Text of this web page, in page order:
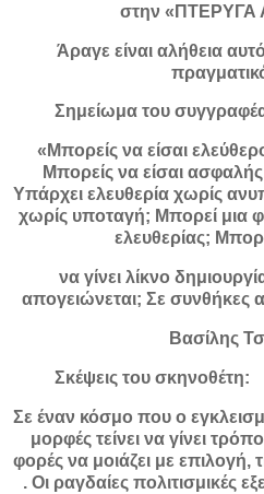
στην «ΠΤΕΡΥΓΑ
Άραγε είναι αλήθεια
Σημείωμα του
«Μπορείς να είσαι
Μπορείς να είσαι
Υπάρχει ελευθερία χωρίς
χωρίς υποταγή; Μπορεί μια
ελευθερίας;
να γίνει λίκνο
απογειώνεται; Σε συνθήκες
Βασίλης
Σκέψεις του σκηνοθέτη:
Σε έναν κόσμο που ο
μορφές τείνει να γίνει
φορές να μοιάζει με επιλογή,
. Οι ραγδαίες πολιτισμικές